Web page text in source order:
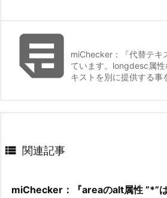
miChecker：『代替テキ
ています。longdesc属
キストを別に提供する事
 関連記事
miChecker：『areaのalt属性 ”*”